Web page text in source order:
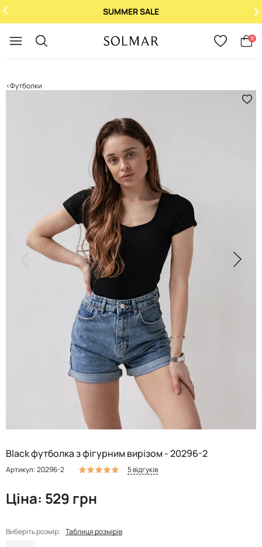
SUMMER SALE
0
Футболки
Black футболка з фігурним вирізом - 20296-2
Артикул: 20296-2 5 відгуків
Ціна: 529 грн
Виберіть розмір: Таблиця розмірів